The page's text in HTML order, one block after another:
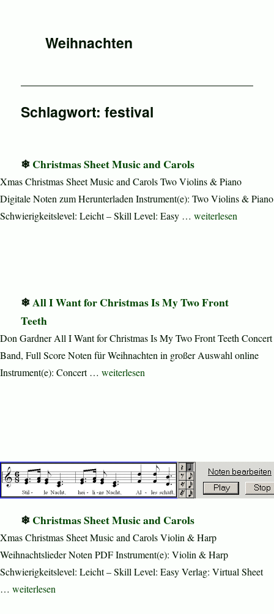
Weihnachten
Schlagwort:festival
Christmas Sheet Music and Carols
Xmas Christmas Sheet Music and Carols Two Violins & Piano
Digitale Noten zum Herunterladen Instrument(e): Two Violins & Piano
Schwierigkeitslevel: Leicht – Skill Level: Easy … „Christmas Sheet
weiterlesen
All I Want for Christmas Is My Two Front
Teeth
Don Gardner All I Want for Christmas Is My Two Front Teeth Concert
Band, Full Score Noten für Weihnachten in großer Auswahl online
Instrument(e): Concert … „All I Want for Christmas Is My Two Front
weiterlesen
Christmas Sheet Music and Carols
Xmas Christmas Sheet Music and Carols Violin & Harp
Weihnachtslieder Noten PDF Instrument(e): Violin & Harp
Schwierigkeitslevel: Leicht – Skill Level: Easy Verlag: Virtual Sheet
… „Christmas Sheet Music and Carols“
weiterlesen